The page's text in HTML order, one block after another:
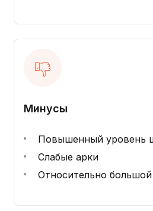
Минусы
Повышенный уровень
Слабые арки
Относительно